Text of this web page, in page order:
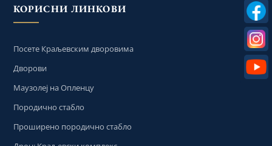
КОРИСНИ ЛИНКОВИ
Посете Краљевским дворовима
Дворови
Маузолеј на Опленцу
Породично стабло
Проширено породично стабло